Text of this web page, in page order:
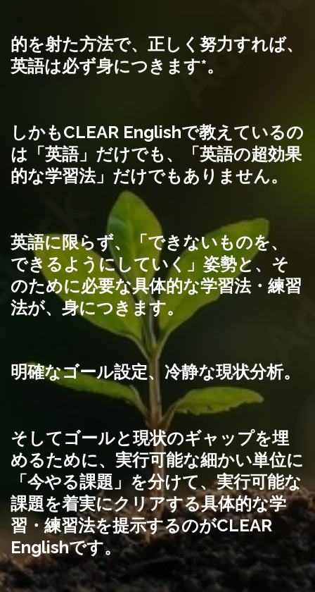
的を射た方法で、正しく努力すれば、
英語は必ず身につきます*。
しかもCLEAR Englishで教えているの
は「英語」だけでも、「英語の超効果
的な学習法」だけでもありません。
英語に限らず、
「できないものを、
できるようにしていく」姿勢と、そ
のために必要な具体的な学習法・練習
法が、身につきます。
明確なゴール設定、冷静な現状分析。
そしてゴールと現状のギャップを埋
めるために、実行可能な細かい単位に
「今やる課題」を分けて、実行可能な
課題を着実にクリアする具体的な学
習・練習法を提示するのがCLEAR
Englishです。